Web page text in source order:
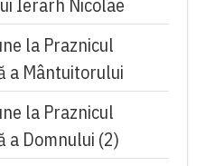
Ierarh Nicolae
la Praznicul
a Mântuitorului
la Praznicul
a Domnului (2)